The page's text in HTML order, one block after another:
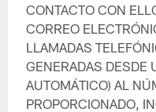
CONTACTO CON
CORREO
LLAMADAS
GENERADAS DESDE
AUTOMÁTICO) AL
PROPORCIONADO,